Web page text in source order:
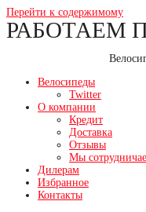
Перейти к содержимому
РАБОТАЕМ
Велосипеды
Twitter
О компании
Кредит
Доставка
Отзывы
Мы
Дилерам
Избранное
Контакты